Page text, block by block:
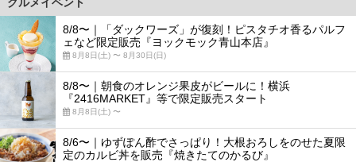
8/8〜｜「ダックワーズ」が復刻！ピスタチオ香るパルフ
ェなど限定販売『ヨックモック青山本店』
8月8日(土) 〜 8月30日(日)
8/8〜｜朝食のオレンジ果皮がビールに！横浜
『2416MARKET』等で限定販売スタート
8月8日(土) 〜
8/6〜｜ゆずぽん酢でさっぱり！大根おろしをのせた夏限
定のカルビ丼を販売『焼きたてのかるび』